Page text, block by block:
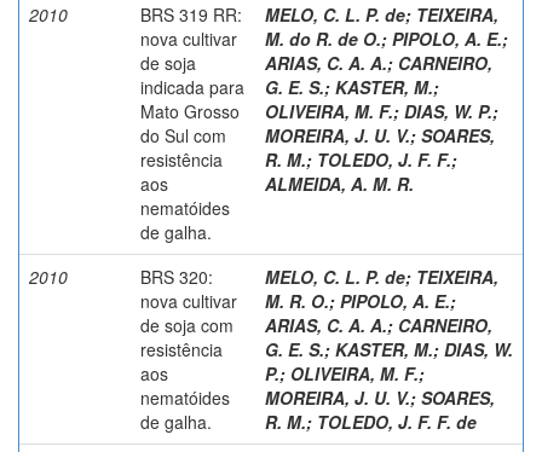
2010
BRS 319 RR:
nova cultivar
de soja
indicada para
Mato Grosso
do Sul com
resistência
aos
nematóides
de galha.
MELO, C. L. P. de; TEIXEIRA,
M. do R. de O.; PIPOLO, A. E.;
ARIAS, C. A. A.; CARNEIRO,
G. E. S.; KASTER, M.;
OLIVEIRA, M. F.; DIAS, W. P.;
MOREIRA, J. U. V.; SOARES,
R. M.; TOLEDO, J. F. F.;
ALMEIDA, A. M. R.
2010
BRS 320:
nova cultivar
de soja com
resistência
aos
nematóides
de galha.
MELO, C. L. P. de; TEIXEIRA,
M. R. O.; PIPOLO, A. E.;
ARIAS, C. A. A.; CARNEIRO,
G. E. S.; KASTER, M.; DIAS, W.
P.; OLIVEIRA, M. F.;
MOREIRA, J. U. V.; SOARES,
R. M.; TOLEDO, J. F. F. de